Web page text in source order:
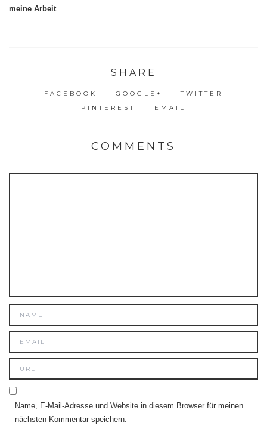
meine Arbeit
SHARE
FACEBOOK GOOGLE+
TWITTER
PINTEREST
EMAIL
COMMENTS
Name, E-Mail-Adresse und Website in diesem Browser für meinen
nächsten Kommentar speichern.